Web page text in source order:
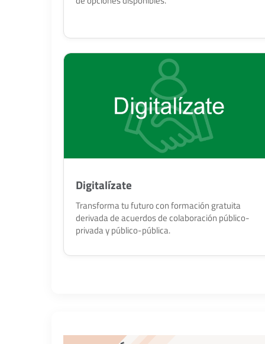
Digitalízate
Transforma tu futuro con formación gratuita
derivada de acuerdos de colaboración público-
privada y público-pública.